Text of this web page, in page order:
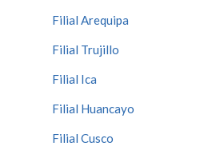
Filial Arequipa
Filial Trujillo
Filial Ica
Filial Huancayo
Filial Cusco